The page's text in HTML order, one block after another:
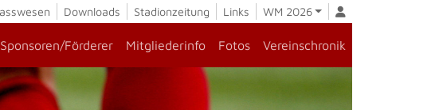
Downloads Stadionzeitung Links WM 2026
Sponsoren/Förderer Mitgliederinfo Fotos Vereinschronik